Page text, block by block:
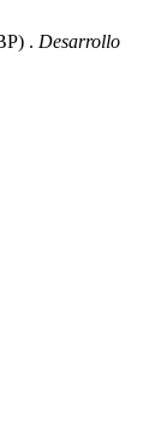
. Desarrollo